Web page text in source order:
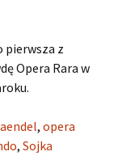
pierwsza z
Opera Rara w
, opera
, Sojka